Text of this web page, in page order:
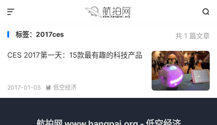


共 1 篇文章
标签：2017ces
CES 2017第一天：15款最有趣的科技产品
2017-01-05  低空经济